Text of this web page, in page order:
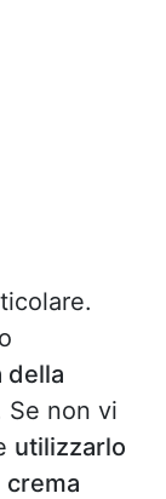
della
Se non vi
utilizzarlo
crema